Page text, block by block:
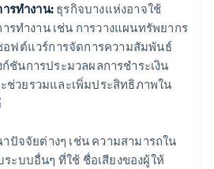
รทำงาน: ธุรกิจบางแห่งอาจใช้
ทำงาน เช่น การวางแผนทรัพยากร
อฟต์แวร์การจัดการความสัมพันธ์
ชันการประมวลผลการชำระเงิน
ช่วยรวมและเพิ่มประสิทธิภาพใน
ปัจจัยต่างๆ เช่น ความสามารถใน
ะบบอื่นๆ ที่ใช้ ชื่อเสียงของผู้ให้